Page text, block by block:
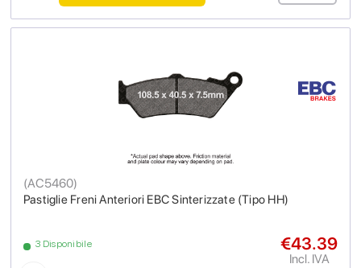
Pastiglie Freni Anteriori EBC Sinterizzate (Tipo HH)
(AC5460)
3 Disponibile €43.39
Incl. IVA